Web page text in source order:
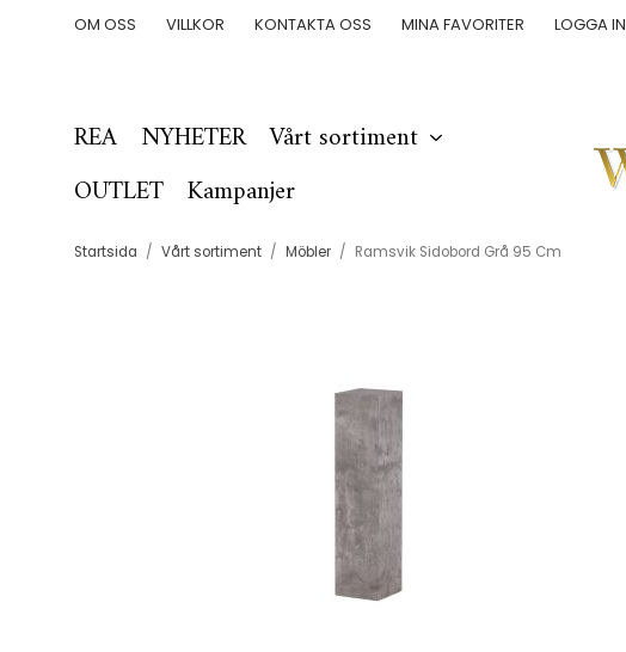
OM OSS VILLKOR KONTAKTA OSS MINA FAVORITER LOGGA IN
REA NYHETER Vårt sortiment
OUTLET Kampanjer
Startsida / Vårt sortiment / Möbler / Ramsvik Sidobord Grå 95 Cm